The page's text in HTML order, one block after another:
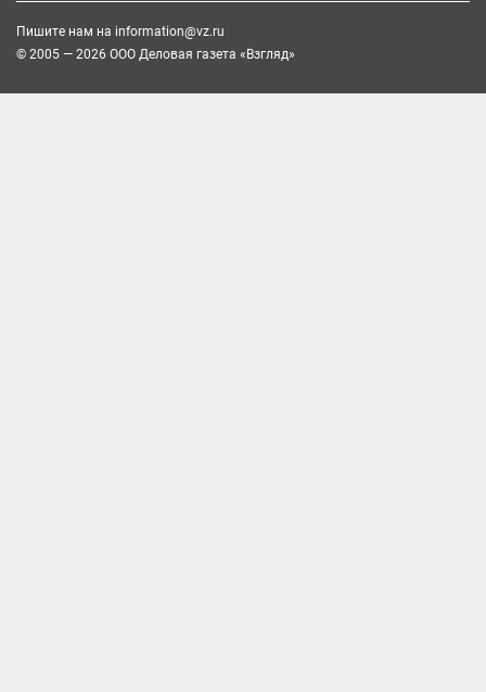
Пишите нам на information@vz.ru
© 2005 — 2026 ООО Деловая газета «Взгляд»